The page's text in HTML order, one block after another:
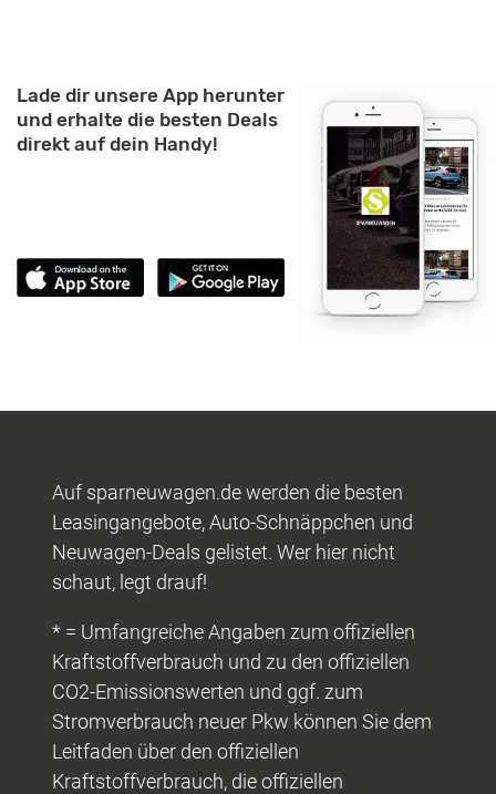
Lade dir unsere App herunter
und erhalte die besten Deals
direkt auf dein Handy!
Auf sparneuwagen.de werden die besten
Leasingangebote, Auto-Schnäppchen und
Neuwagen-Deals gelistet. Wer hier nicht
schaut, legt drauf!
* = Umfangreiche Angaben zum offiziellen
Kraftstoffverbrauch und zu den offiziellen
CO2-Emissionswerten und ggf. zum
Stromverbrauch neuer Pkw können Sie dem
Leitfaden über den offiziellen
Kraftstoffverbrauch, die offiziellen